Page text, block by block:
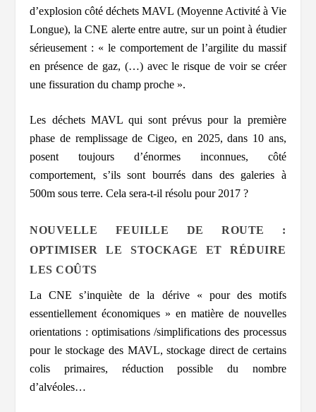
d’explosion côté déchets MAVL (Moyenne Activité à Vie
Longue), la CNE alerte entre autre, sur un point à étudier
sérieusement : « le comportement de l’argilite du massif
en présence de gaz, (…) avec le risque de voir se créer
une fissuration du champ proche ».
Les déchets MAVL qui sont prévus pour la première
phase de remplissage de Cigeo, en 2025, dans 10 ans,
posent toujours d’énormes inconnues, côté
comportement, s’ils sont bourrés dans des galeries à
500m sous terre. Cela sera-t-il résolu pour 2017 ?
NOUVELLE FEUILLE DE ROUTE :
OPTIMISER LE STOCKAGE ET RÉDUIRE
LES COÛTS
La CNEs’inquiète de la dérive « pour des motifs
essentiellement économiques » en matière de nouvelles
orientations : optimisations /simplifications des processus
pour le stockage des MAVL, stockage direct de certains
colis primaires, réduction possible du nombre
d’alvéoles…